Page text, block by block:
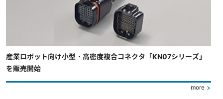
産業ロボット向け小型・高密度複合コネクタ「KN07シリーズ」
を販売開始
more